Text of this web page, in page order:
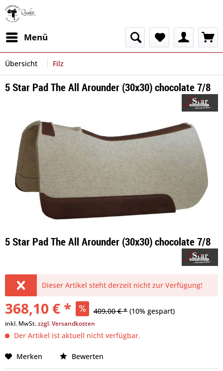
Menü
Übersicht Filz
5 Star Pad The All Arounder (30x30) chocolate 7/8
5 Star Pad The All Arounder (30x30) chocolate 7/8
Dieser Artikel steht derzeit nicht zur Verfügung!
368,10 € * 409,00 € * (10% gespart)
inkl. MwSt.zzgl. Versandkosten
Der Artikel ist aktuell nicht verfügbar.
Merken Bewerten